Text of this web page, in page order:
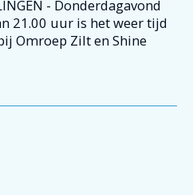
- Donderdagavond
21.00 uur is het weer tijd
Omroep Zilt en Shine